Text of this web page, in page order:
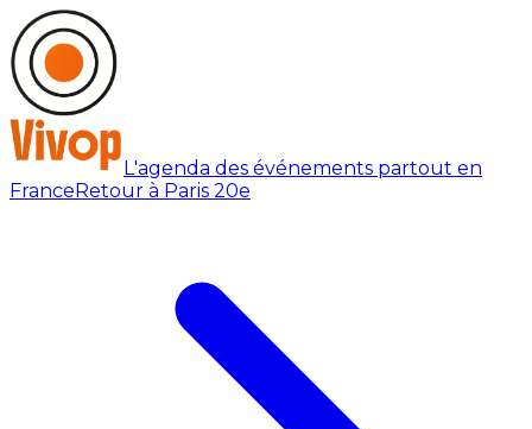
L'agenda des événements partout en
FranceRetour à Paris 20e